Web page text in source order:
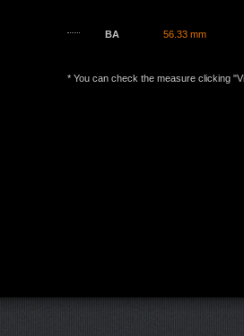
* You can check the measure clicking
BA 56.33 mm